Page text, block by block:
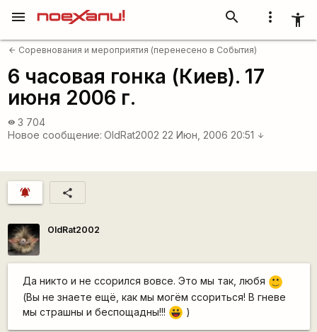
more_vert accessibility_new
search
menu
arrow_back Соревнования и мероприятия (перенесено в События)
6 часовая гонка (Киев). 17
июня 2006 г.
visibility 3 704
Новое сообщение: OldRat2002 22 Июн, 2006 20:51 arrow_downward
notifications_active share
OldRat2002
Да никто и не ссорился вовсе. Это мы так, любя
:)
(Вы не знаете ещё, как мы могём ссориться! В гневе
мы страшны и беспощадны!!! |-)) )